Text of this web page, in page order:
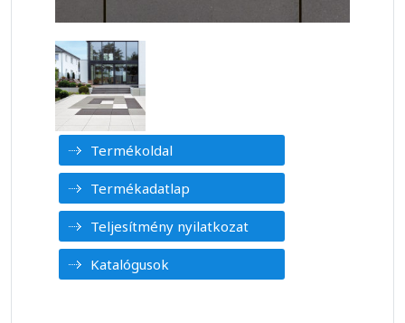
Termékoldal
Termékadatlap
Teljesítmény nyilatkozat
Katalógusok